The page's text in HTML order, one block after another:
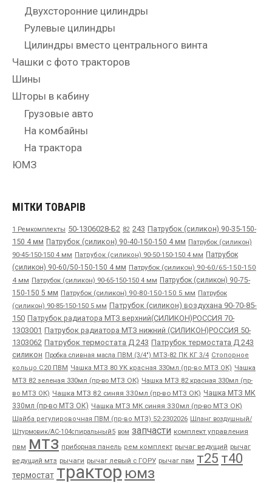
Двухсторонние цилиндры
Рулевые цилиндры
Цилиндры вместо центрального винта
Чашки с фото тракторов
Шины
Шторы в кабину
Грузовые авто
На комбайны
На трактора
ЮМЗ
МІТКИ ТОВАРІВ
1 Ремкомплекты 50-1306028-Б2 82 243 Патрубок (силикон) 90-35-150-
150 4 мм Патрубок (силикон) 90-40-150-150 4 мм Патрубок (силикон)
90-45-150-150 4 мм Патрубок (силикон) 90-50-150-150 4 мм Патрубок
(силикон) 90-60/50-150-150 4 мм Патрубок (силикон) 90-60/65-150-150
4 мм Патрубок (силикон) 90-65-150-150 4 мм Патрубок (силикон) 90-75-
150-150 5 мм Патрубок (силикон) 90-80-150-150 5 мм Патрубок
(силикон) 90-85-150-150 5 мм Патрубок (силикон) воздухана 90-70-85-
150 Патрубок радиатора МТЗ верхний(СИЛИКОН)РОССИЯ 70-
1303001 Патрубок радиатора МТЗ нижний (СИЛИКОН)РОССИЯ 50-
1303062 Патрубок термостата Д 243 Патрубок термостата Д 243
силикон Пробка сливная масла ПВМ (3/4") МТЗ-82 ПК КГ 3/4 Стопорное
кольцо С20 ПВМ Чашка МТЗ 80 УК красная 330мл (пр-во МТЗ ОК) Чашка
МТЗ 82 зеленая 330мл (пр-во МТЗ ОК) Чашка МТЗ 82 красная 330мл (пр-
во МТЗ ОК) Чашка МТЗ 82 синяя 330мл (пр-во МТЗ ОК) Чашка МТЗ МК
330мл (пр-во МТЗ ОК) Чашка МТЗ МК синяя 330мл (пр-во МТЗ ОК)
Шайба регулировочная ПВМ (пр-во МТЗ) 52-2302026 Шланг воздушный/
Штурмовик/АС-104спиральный5 вом запчасти комплект управления
пвм мтз приборная панель рем комплект рычаг ведущий рычаг
ведущий мтз рычаги рычаг левый с ГОРУ рычаг пвм т25 т40
термостат трактор юмз